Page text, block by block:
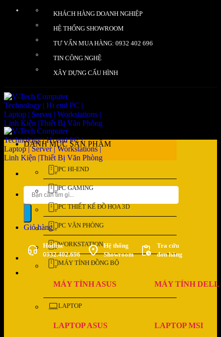
KHÁCH HÀNG DOANH NGHIỆP
HỆ THỐNG SHOWROOM
TƯ VẤN MUA HÀNG: 0932 402 696
TIN CÔNG NGHỆ
XÂY DỰNG CẤU HÌNH
Tìm
kiếm:
Giỏ hàng
Hotline
0932.402.696
Hệ thống
Showroom
Tra cứu
đơn hàng
DANH MỤC SẢN PHẨM
PC HI-END
PC GAMING
PC THIẾT KẾ ĐỒ HỌA 3D
PC VĂN PHÒNG
WORKSTATION
MÁY TÍNH ĐỒNG BỘ
MÁY TÍNH ASUS MÁY TÍNH DELL
LAPTOP
LAPTOP ASUS
LAPTOP MSI